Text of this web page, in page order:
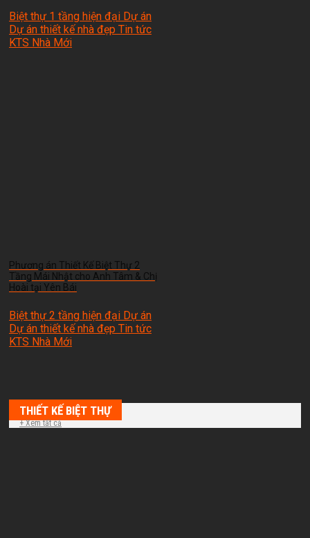
Biệt thự 1 tầng hiện đại Dự án
Dự án thiết kế nhà đẹp Tin tức
KTS Nhà Mới
Phương án Thiết Kế Biệt Thự 2
Tầng Mái Nhật cho Anh Tâm & Chị
Hoài tại Yên Bái
Biệt thự 2 tầng hiện đại Dự án
Dự án thiết kế nhà đẹp Tin tức
KTS Nhà Mới
THIẾT KẾ BIỆT THỰ
+ Xem tất cả